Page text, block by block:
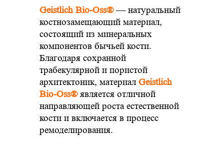
Geistlich Bio-Oss®— натуральный
костнозамещающий материал,
состоящий из минеральных
компонентов бычьей кости.
Благодаря сохранной
трабекулярной и пористой
архитектоник, материал Geistlich
Bio-Oss®является отличной
направляющей роста естественной
кости и включается в процесс
ремоделирования.